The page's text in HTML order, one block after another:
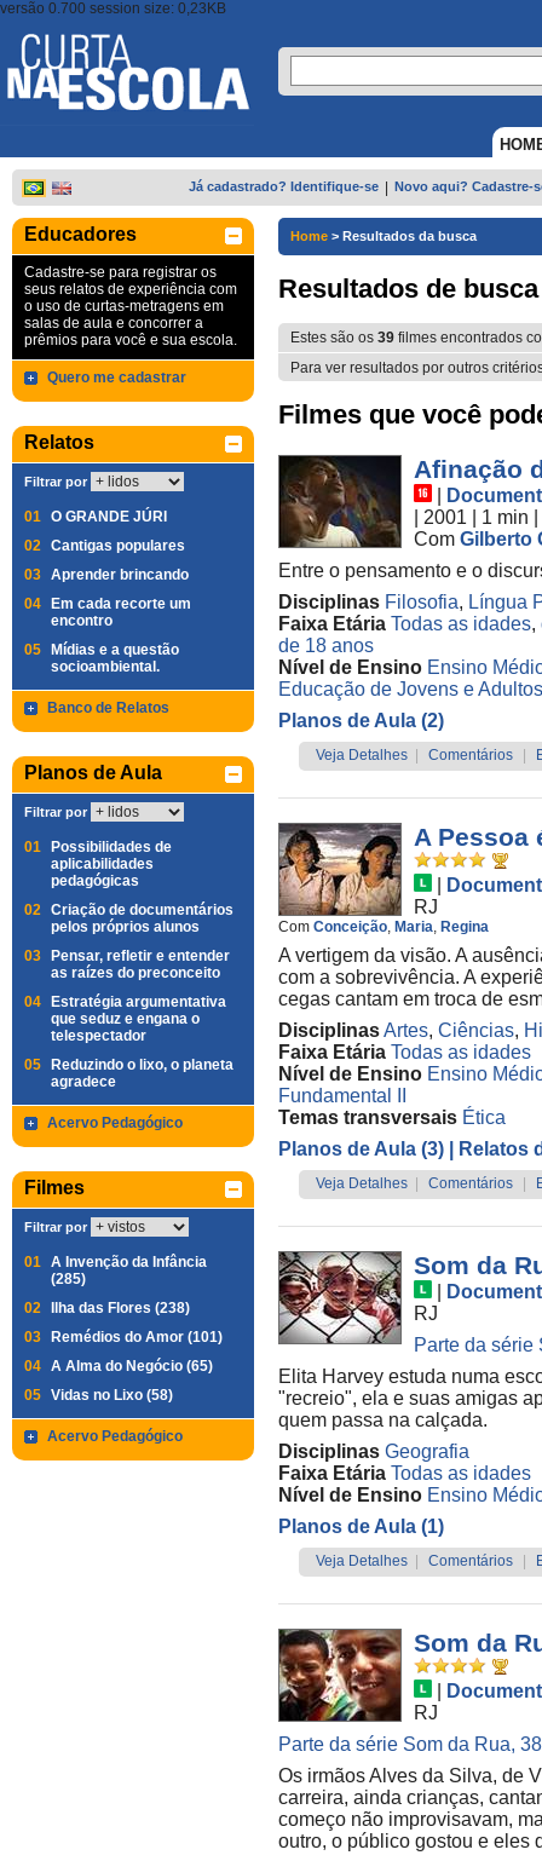
versão 0.700 session size: 0,23KB
Já cadastrado? Identifique-se Novo aqui? Cadastre-
Educadores
Cadastre-se para registrar os
seus relatos de experiência com
o uso de curtas-metragens em
salas de aula e concorrer a
prêmios para você e sua escola.
Quero me cadastrar
Relatos
Filtrar por
01 O GRANDE JÚRI
02 Cantigas populares
03 Aprender brincando
04
Em cada recorte um
encontro
05
Mídias e a questão
socioambiental.
Banco de Relatos
Planos de Aula
Filtrar por
01
Possibilidades de
aplicabilidades
pedagógicas
02 Criação de documentários
pelos próprios alunos
03
Pensar, refletir e entender
as raízes do preconceito
04
Estratégia argumentativa
que seduz e engana o
telespectador
05
Reduzindo o lixo, o planeta
agradece
Acervo Pedagógico
Filmes
Filtrar por
01 A Invenção da Infância
(285)
02
Ilha das Flores (238)
03
Remédios do Amor (101)
04 A Alma do Negócio (65)
05 Vidas no Lixo (58)
Acervo Pedagógico
Home > Resultados da busca
Resultados de busca
Estes são os 39 filmes encontrados
Para ver resultados por outros
Filmes que você
Afinação
| 2001
| 1 min
Com Gilberto
Entre o pensamento e o
Disciplinas Filosofia, Língua
Faixa Etária Todas as idades,
de 18 anos
Nível de Ensino Ensino
Educação de Jovens e Adultos
Planos de Aula (2)
Veja Detalhes Comentários
A Pessoa
RJ
Com Conceição, Maria, Regina
A vertigem da visão. A
com a sobrevivência. A
cegas cantam em troca de
DisciplinasArtes, Ciências,
Faixa Etária Todas as idades
Nível de Ensino Ensino
Fundamental II
Temas transversais Ética
Planos de Aula (3)
| Relatos
Veja Detalhes Comentários
Som da
RJ
Parte da série
Elita Harvey estuda numa
"recreio", ela e suas amigas
quem passa na calçada.
Disciplinas Geografia
Faixa Etária Todas as idades
Nível de Ensino Ensino
Planos de Aula (1)
Veja Detalhes Comentários
Som da
RJ
Parte da série Som da Rua,
Os irmãos Alves da Silva, de
carreira, ainda crianças,
começo não improvisavam,
outro, o público gostou e eles